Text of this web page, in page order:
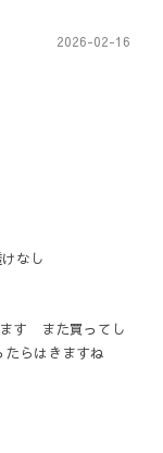
2026-02-16
なし
す また買ってし
らはきますね